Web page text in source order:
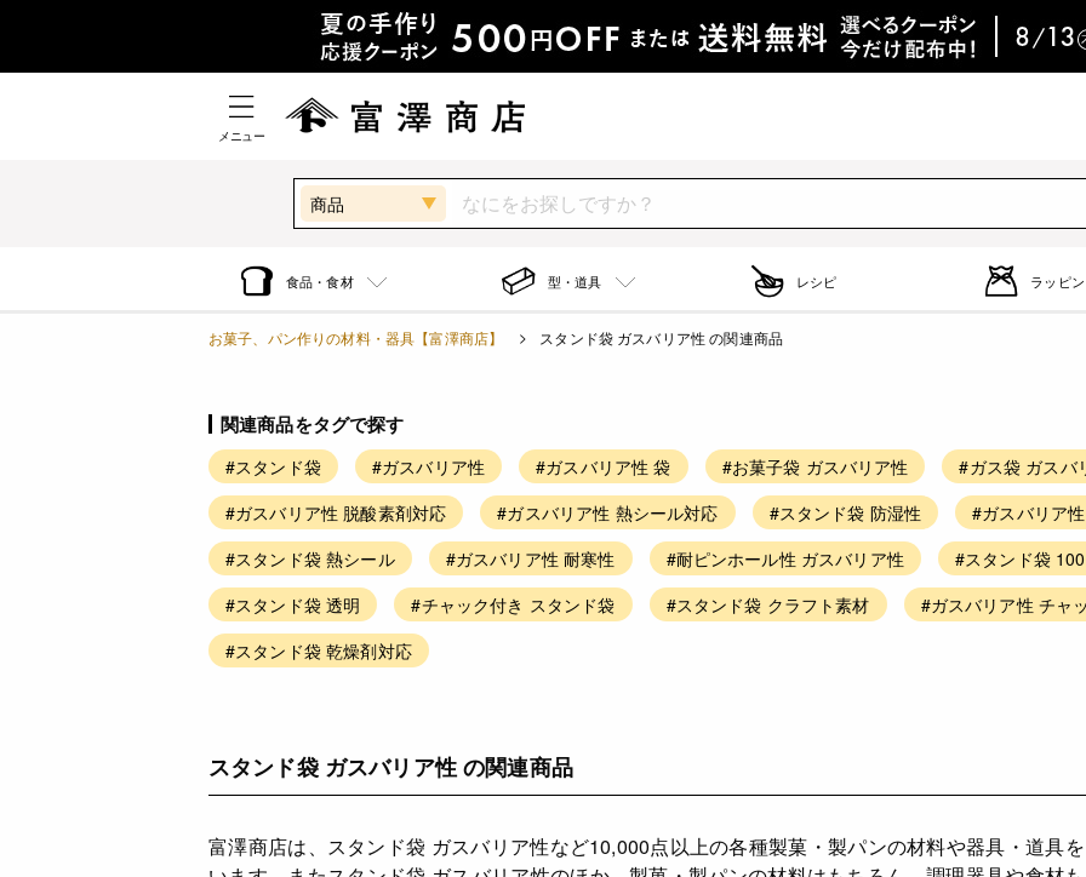
メニュー
商品
食品・食材 型・道具 レシピ ラッピ
お菓子、パン作りの材料・器具【富澤商店】 スタンド袋 ガスバリア性 の関連商品
関連商品をタグで探す
#スタンド袋 #ガスバリア性 #ガスバリア性 袋 #お菓子袋 ガスバリア性
#ガス袋 ガスバ
#ガスバリア性 脱酸素剤対応
#ガスバリア性 熱シール対応 #スタンド袋 防湿性
#ガスバリア
#スタンド袋 熱シール
#ガスバリア性 耐寒性 #耐ピンホール性 ガスバリア性
#スタンド袋
#スタンド袋 透明
#チャック付き スタンド袋 #スタンド袋 クラフト素材
#ガスバリア性 チャ
#スタンド袋 乾燥剤対応
スタンド袋 ガスバリア性 の関連商品
富澤商店は、スタンド袋 ガスバリア性など10,000点以上の各種製菓・製パンの材料や器具・道具